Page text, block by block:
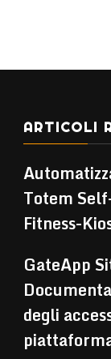
ARTICOLI
Totem
Fitness-
GateApp
degli